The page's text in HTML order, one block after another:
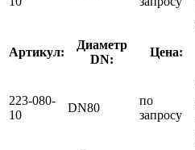
Артикул:
Диаметр
DN:
Цена:
223-080-
10
DN80
по
запросу